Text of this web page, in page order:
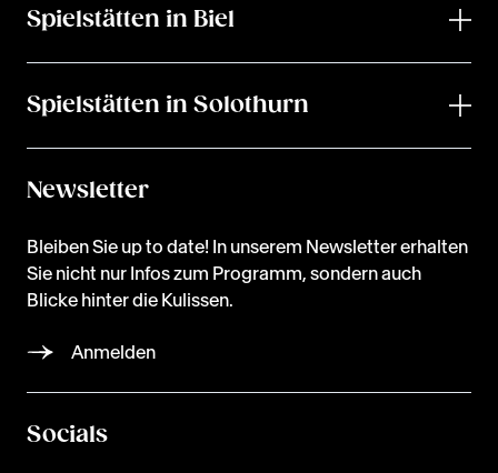
Spielstätten in Biel
Spielstätten in Solothurn
Newsletter
Bleiben Sie up to date! In unserem Newsletter erhalten
Sie nicht nur Infos zum Programm, sondern auch
Blicke hinter die Kulissen.
Anmelden
Socials